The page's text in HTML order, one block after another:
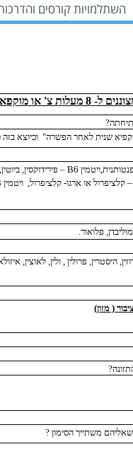
השתלמויות קורסים
או מוקפאים
שנית לאחר הפשרה" וכיוצא
B6 – פירידוקסין,
– קלציפרול או ארגו- קלציפרול, ויטמין
פלואור.
פרולין , ולין, לאוצין,
( מזון)
שאליהם משתייך הסימון ?